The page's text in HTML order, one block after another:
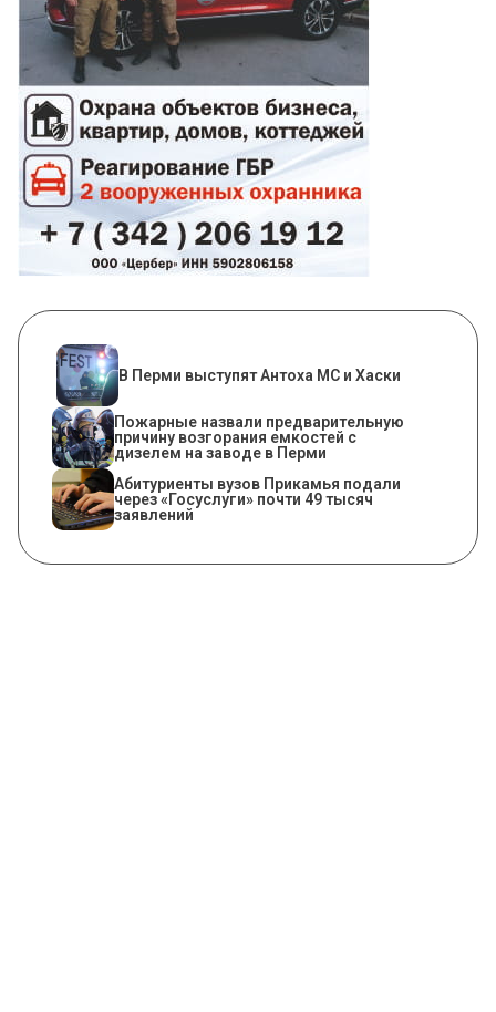
В Перми выступят Антоха МС и Хаски
Пожарные назвали предварительную
причину возгорания емкостей с
дизелем на заводе в Перми
Абитуриенты вузов Прикамья подали
через «Госуслуги» почти 49 тысяч
заявлений